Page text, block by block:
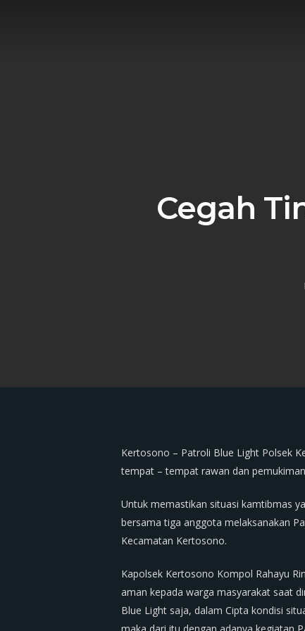
Cegah
Kertosono – Patroli Blue Light Polsek
tempat – tempat rawan dan pemukiman
Untuk memastikan situasi kamtibmas
bersama tiga anggota melaksanakan
Kecamatan Kertosono.
Kapolsek Kertosono Kompol Rahayu
aman kepada warga masyarakat saat
Blue Light saja, dalam Cipta kondisi